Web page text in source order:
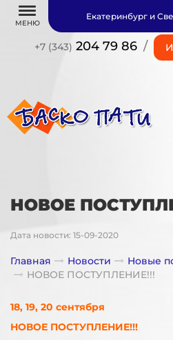
МЕНЮ
+7 (343) 204 79 86 /
Екатеринбург и
НОВОЕ
Дата новости: 15-09-2020
Главная Новости
Новые
НОВОЕ ПОСТУПЛЕНИЕ!!!
18, 19, 20 сентября
НОВОЕ ПОСТУПЛЕНИЕ!!!